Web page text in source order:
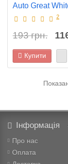
Auto Great
2
193 грн.
Купити
Інформація
Про нас
Оплата